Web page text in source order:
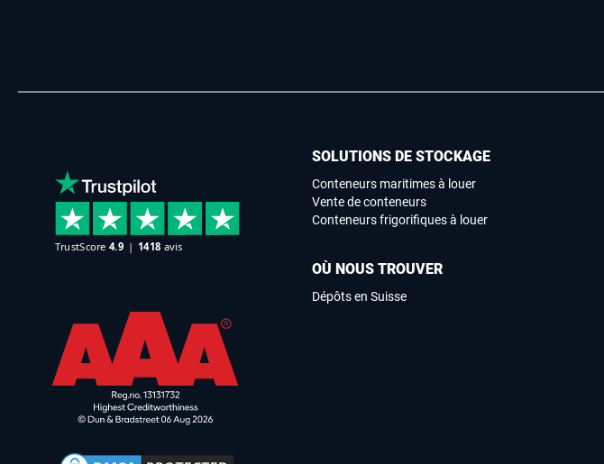
SOLUTIONS DE STOCKAGE
Conteneurs maritimes à louer
Vente de conteneurs
Conteneurs frigorifiques à louer
OÙ NOUS TROUVER
Dépôts en Suisse